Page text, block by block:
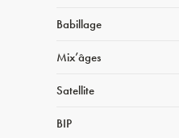
Babillage
Mix’âges
Satellite
BIP